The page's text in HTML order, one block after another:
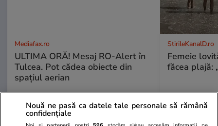
Mediafax.ro
ULTIMA ORĂ! Mesaj RO-Alert în
Tulcea. Pot cădea obiecte din
spațiul aerian
StirileKanalD.ro
Femeie
făcea plajă:
PROMO
Nouă ne pasă ca datele tale personale să rămână
confidențiale